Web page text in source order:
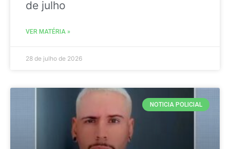
de julho
VER MATÉRIA »
28 de julho de 2026
NOTICIA POLICIAL